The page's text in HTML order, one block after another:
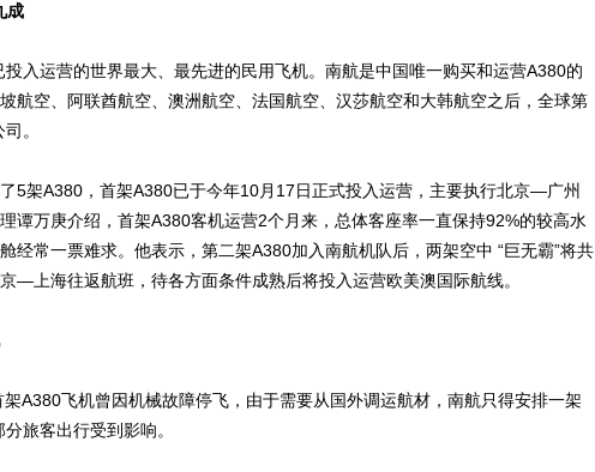
成
运营的世界最大、最先进的民用飞机。南航是中国唯一购买和运营A380的
航空、阿联酋航空、澳洲航空、法国航空、汉莎航空和大韩航空之后，全球第
。
架A380，首架A380已于今年10月17日正式投入运营，主要执行北京—广州
谭万庚介绍，首架A380客机运营2个月来，总体客座率一直保持92%的较高水
经常一票难求。他表示，第二架A380加入南航机队后，两架空中 “巨无霸”将共
—上海往返航班，待各方面条件成熟后将投入运营欧美澳国际航线。
飞机曾因机械故障停飞，由于需要从国外调运航材，南航只得安排一架
旅客出行受到影响。